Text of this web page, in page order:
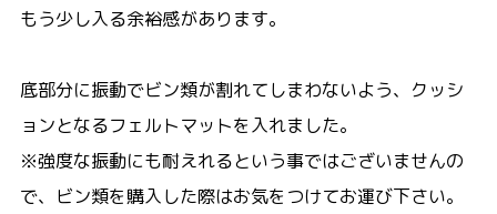
もう少し入る余裕感があります。
底部分に振動でビン類が割れてしまわないよう、クッシ
ョンとなるフェルトマットを入れました。
※強度な振動にも耐えれるという事ではございませんの
で、ビン類を購入した際はお気をつけてお運び下さい。